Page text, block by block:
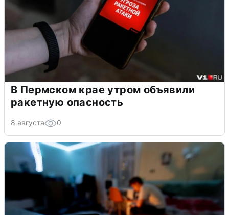
В Пермском крае утром объявили
ракетную опасность
8 августа 0